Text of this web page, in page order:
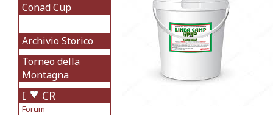
Conad Cup
Archivio Storico
Torneo della
Montagna
I CR
Forum